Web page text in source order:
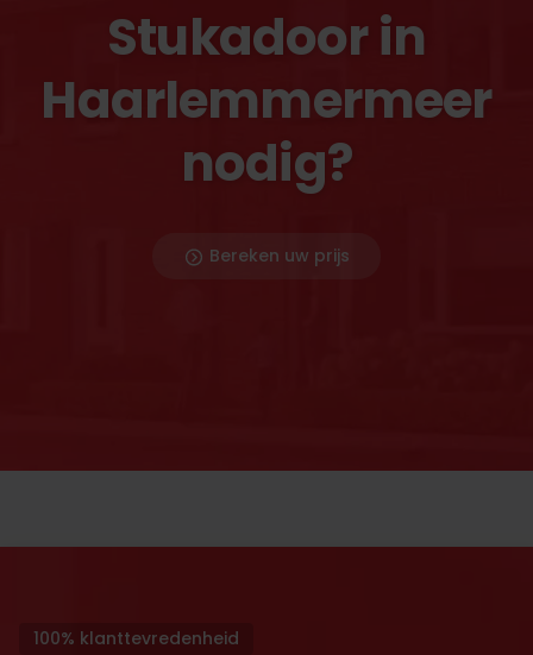
Stukadoor in
Haarlemmermeer
nodig?
Bereken uw prijs
100% klanttevredenheid